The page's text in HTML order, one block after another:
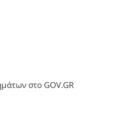
στο GOV.GR